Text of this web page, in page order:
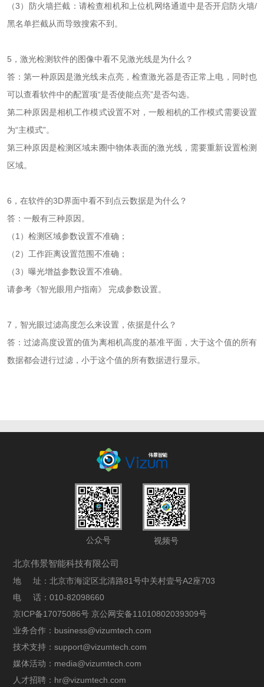
（3）防火墙拦截：请检查相机和上位机网络通道中是否开启防火墙/
黑名单拦截从而导致搜索不到。
5，激光检测软件的图像中看不见激光线是为什么？
答：第一种原因是激光线未点亮，检查激光器是否正常上电，同时也
可以查看软件中的配置项“是否使能点亮”是否勾选。
第二种原因是相机工作模式设置不对，一般相机的工作模式需要设置
为“主模式”。
第三种原因是检测区域未圈中物体表面的激光线，需要重新设置检测
区域。
6，在软件的3D界面中看不到点云数据是为什么？
答：一般有三种原因。
（1）检测区域参数设置不准确；
（2）工作距离设置范围不准确；
（3）曝光增益参数设置不准确。
请参考《智光眼用户指南》 完成参数设置。
7，智光眼过滤高度怎么来设置，依据是什么？
答：过滤高度设置的值为离相机高度的基准平面，大于这个值的所有
数据都会进行过滤，小于这个值的所有数据进行显示。
公众号 视频号
北京伟景智能科技有限公司
地 址：北京市海淀区北清路81号中关村壹号A2座703
电 话：010-82098660
京ICP备17075086号 京公网安备11010802039309号
业务合作：business@vizumtech.com
技术支持：support@vizumtech.com
媒体活动：media@vizumtech.com
人才招聘：hr@vizumtech.com